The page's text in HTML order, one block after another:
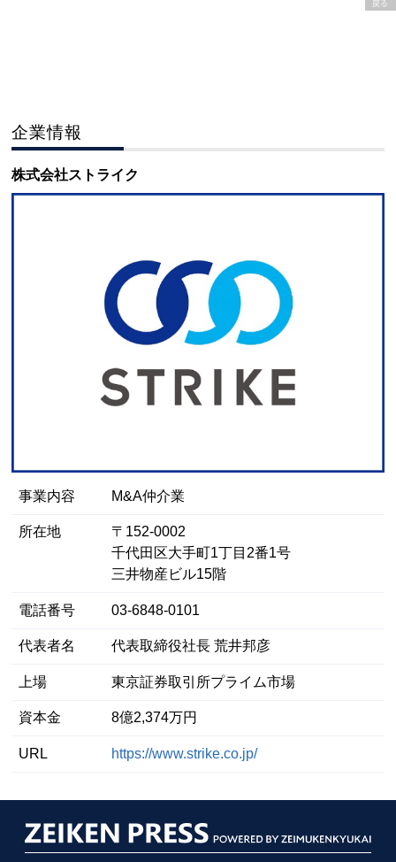
企業情報
株式会社ストライク
事業内容 M&A仲介業
所在地
〒152-0002
千代田区大手町1丁目2番1号
三井物産ビル15階
電話番号 03-6848-0101
代表者名 代表取締役社長 荒井邦彦
上場 東京証券取引所プライム市場
資本金 8億2,374万円
URL https://www.strike.co.jp/